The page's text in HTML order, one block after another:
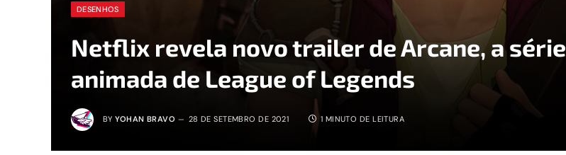
DESENHOS
Netflix revela novo trailer de Arcane, a série
animada de League of Legends
BY YOHAN BRAVO 28 DE SETEMBRO DE 2021 1 MINUTO DE LEITURA